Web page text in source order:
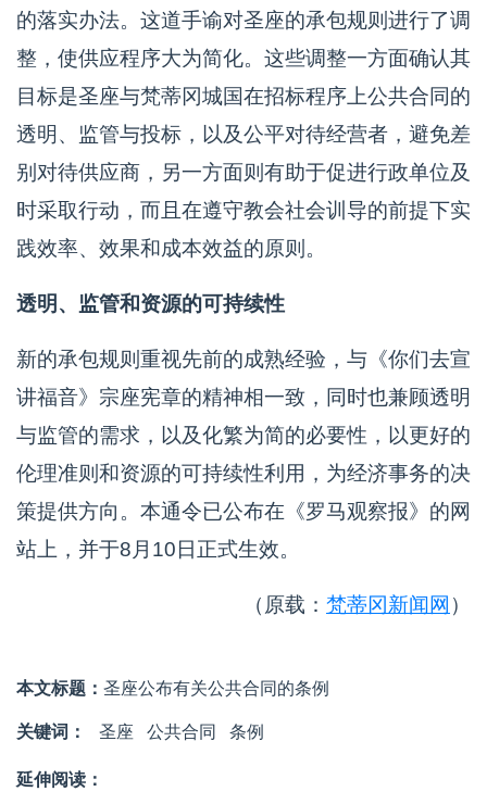
的落实办法。这道手谕对圣座的承包规则进行了调
整，使供应程序大为简化。这些调整一方面确认其
目标是圣座与梵蒂冈城国在招标程序上公共合同的
透明、监管与投标，以及公平对待经营者，避免差
别对待供应商，另一方面则有助于促进行政单位及
时采取行动，而且在遵守教会社会训导的前提下实
践效率、效果和成本效益的原则。
透明、监管和资源的可持续性
新的承包规则重视先前的成熟经验，与《你们去宣
讲福音》宗座宪章的精神相一致，同时也兼顾透明
与监管的需求，以及化繁为简的必要性，以更好的
伦理准则和资源的可持续性利用，为经济事务的决
策提供方向。本通令已公布在《罗马观察报》的网
站上，并于8月10日正式生效。
（原载： 梵蒂冈新闻网 ）
本文标题： 圣座公布有关公共合同的条例
关键词： 圣座 公共合同 条例
延伸阅读：